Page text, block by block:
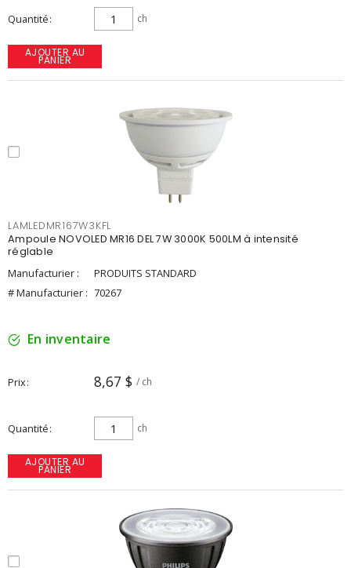
Quantité ch
AJOUTER AU
PANIER
LAMLEDMR167W3KFL
Ampoule NOVOLED MR16 DEL 7W 3000K 500LM à intensité
réglable
Manufacturier :
PRODUITS STANDARD
# Manufacturier : 70267
En inventaire
Prix 8,67 $ / ch
Quantité ch
AJOUTER AU
PANIER